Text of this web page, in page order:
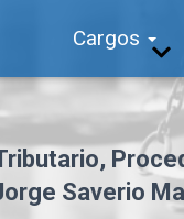
Cargos
Saverio